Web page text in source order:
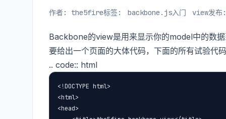
作者: the5fire标签: backbone.js入门 view发
Backbone的view是用来显示你的model中的数
要给出一个页面的大体代码，下面的所有试验代
.. code:: html
<!DOCTYPE html>
<html>
<head>